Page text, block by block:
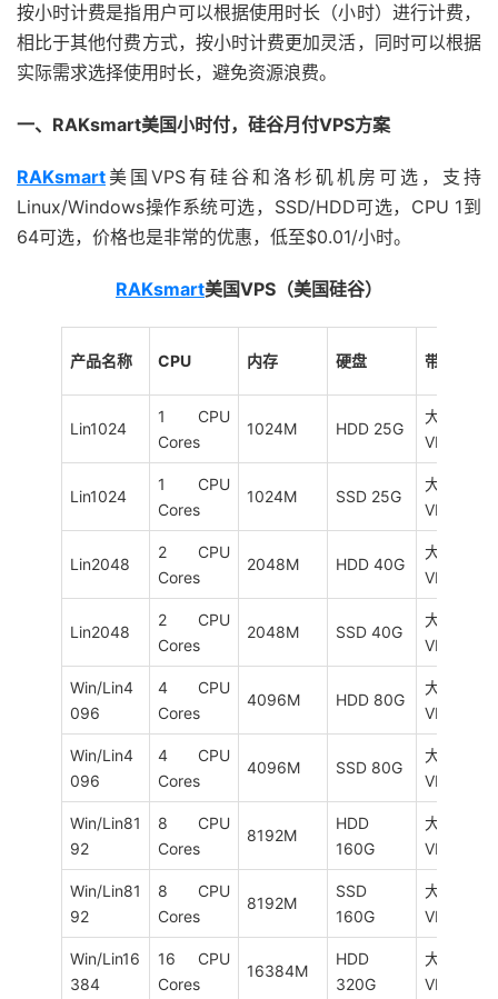
按小时计费是指用户可以根据使用时长（小时）进行计费，
相比于其他付费方式，按小时计费更加灵活，同时可以根据
实际需求选择使用时长，避免资源浪费。
一、RAKsmart美国小时付，硅谷月付VPS方案
RAKsmart 美国VPS有硅谷和洛杉矶机房可选，支持
Linux/Windows操作系统可选，SSD/HDD可选，CPU 1到
64可选，价格也是非常的优惠，低至$0.01/小时。
RAKsmart美国VPS（美国硅谷）
产品名称 CPU 内存 硬盘 带宽
Lin1024
1 CPU
Cores
1024M HDD 25G
大陆优化
VIP 5M
Lin1024
1 CPU
Cores
1024M SSD 25G
大陆优化
VIP 5M
Lin2048
2 CPU
Cores
2048M HDD 40G
大陆优化
VIP 10M
Lin2048
2 CPU
Cores
2048M SSD 40G
大陆优化
VIP 10M
Win/Lin4
096
4 CPU
Cores
4096M HDD 80G
大陆优化
VIP 15M
Win/Lin4
096
4 CPU
Cores
4096M SSD 80G
大陆优化
VIP 15M
Win/Lin81
92
8 CPU
Cores
8192M
HDD
160G
大陆优化
VIP 20M
Win/Lin81
92
8 CPU
Cores
8192M
SSD
160G
大陆优化
VIP 20M
Win/Lin16
384
16 CPU
Cores
16384M
HDD
320G
大陆优化
VIP 20M